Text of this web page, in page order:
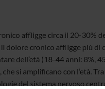
affligge circa il 20-30%
dolore cronico affligge più di
dell’età (18-44 anni: 8%,
si amplificano con l’età.
del sistema nervoso